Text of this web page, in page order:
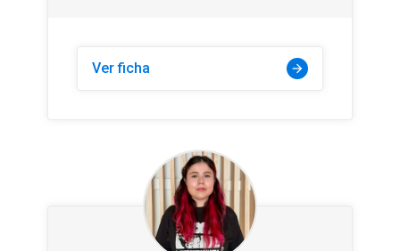
Ver ficha arrow_forward